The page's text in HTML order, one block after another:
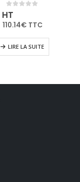
0out of 5
HT
110.14€ TTC
LIRE LA SUITE